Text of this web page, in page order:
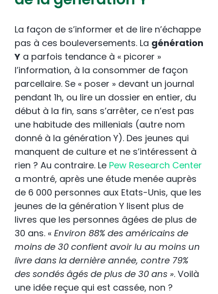
La façon de s’informer et de lire n’échappe
pas à ces bouleversements. La génération
Y a parfois tendance à « picorer »
l’information, à la consommer de façon
parcellaire. Se « poser » devant un journal
pendant 1h, ou lire un dossier en entier, du
début à la fin, sans s’arrêter, ce n’est pas
une habitude des millenials (autre nom
donné à la génération Y). Des jeunes qui
manquent de culture et ne s’intéressent à
rien ? Au contraire. Le Pew Research Center
a montré, après une étude menée auprès
de 6 000 personnes aux Etats-Unis, que les
jeunes de la génération Y lisent plus de
livres que les personnes âgées de plus de
30 ans. « Environ 88% des américains de
moins de 30 confient avoir lu au moins un
livre dans la dernière année, contre 79%
des sondés âgés de plus de 30 ans ». Voilà
une idée reçue qui est cassée, non ?